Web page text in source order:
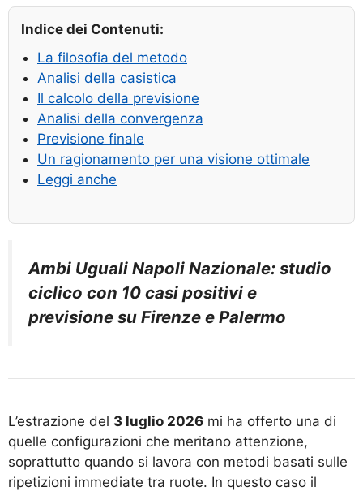
Indice dei Contenuti:
La filosofia del metodo
Analisi della casistica
Il calcolo della previsione
Analisi della convergenza
Previsione finale
Un ragionamento per una visione ottimale
Leggi anche
Ambi Uguali Napoli Nazionale: studio
ciclico con 10 casi positivi e
previsione su Firenze e Palermo
L’estrazione del 3 luglio 2026 mi ha offerto una di
quelle configurazioni che meritano attenzione,
soprattutto quando si lavora con metodi basati sulle
ripetizioni immediate tra ruote. In questo caso il